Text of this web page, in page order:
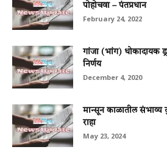
पोहोचवा – पंतप्रधान
February 24, 2022
गांजा (भांग) धोकादायक
निर्णय
December 4, 2020
मान्सून काळातील संभाव्य
राहा
May 23, 2024